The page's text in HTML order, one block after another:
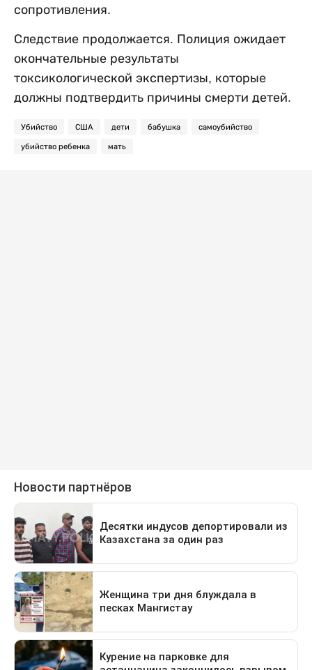
сопротивления.
Следствие продолжается. Полиция ожидает
окончательные результаты
токсикологической экспертизы, которые
должны подтвердить причины смерти детей.
Убийство США дети бабушка самоубийство
убийство ребенка мать